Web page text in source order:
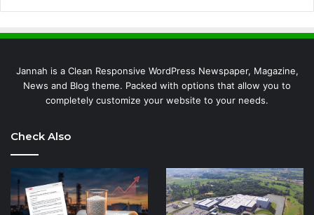
Jannah is a Clean Responsive WordPress Newspaper, Magazine,
News and Blog theme. Packed with options that allow you to
completely customize your website to your needs.
Check Also